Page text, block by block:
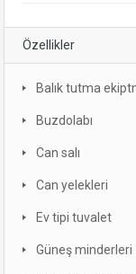
Özellikler
Balık tutma
Buzdolabı
Can salı
Can yelekleri
Ev tipi tuvalet
Güneş minderleri